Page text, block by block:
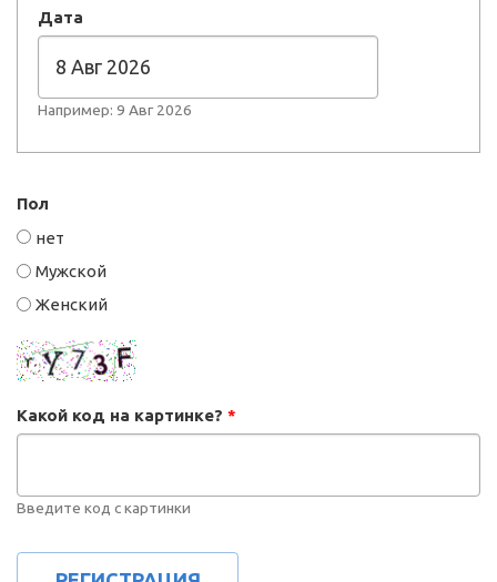
Дата
Например: 9 Авг 2026
Пол
нет
Мужской
Женский
Какой код на картинке? *
Введите код с картинки